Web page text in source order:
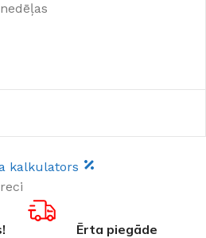
kalkulators
Ērta piegāde